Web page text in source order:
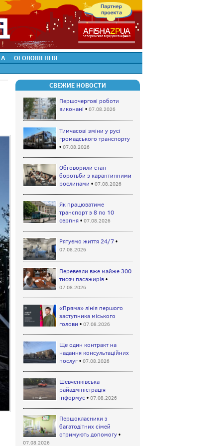
ОГОЛОШЕННЯ
СВЕЖИЕ НОВОСТИ
Першочергові роботи
виконані • 07.08.2026
Тимчасові зміни у русі
громадського транспорту
• 07.08.2026
Обговорили стан
боротьби з карантинними
рослинами • 07.08.2026
Як працюватиме
транспорт з 8 по 10
серпня• 07.08.2026
Рятуємо життя 24/7•
07.08.2026
Перевезли вже майже 300
тисяч пасажирів•
07.08.2026
«Пряма» лінія першого
заступника міського
голови • 07.08.2026
Ще один контракт на
надання консультаційних
послуг• 07.08.2026
Шевченківська
райадміністрація
інформує• 07.08.2026
Першокласники з
багатодітних сімей
отримують допомогу•
07.08.2026